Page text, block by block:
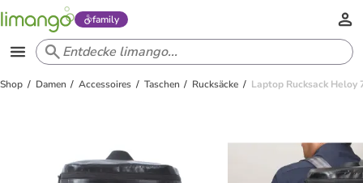
family
Shop Damen Accessoires Taschen Rucksäcke Laptop Rucksack Heloy